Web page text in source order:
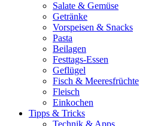
Salate & Gemüse
Getränke
Vorspeisen & Snacks
Pasta
Beilagen
Festtags-Essen
Geflügel
Fisch & Meeresfrüchte
Fleisch
Einkochen
Tipps & Tricks
Technik & Apps